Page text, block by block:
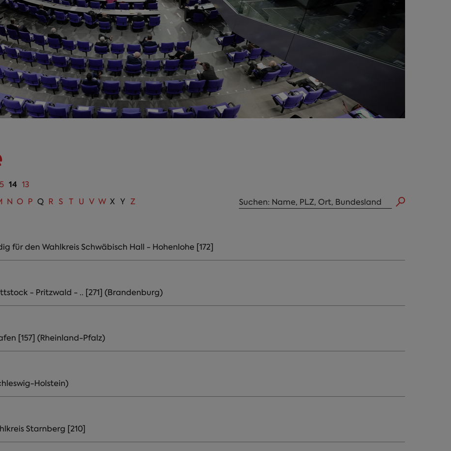
Abgeordneten Suche
14 13
N O P Q R S T U V W X Y Z
für den Wahlkreis Schwäbisch Hall - Hohenlohe [172]
- Pritzwald - .. [271] (Brandenburg)
[157] (Rheinland-Pfalz)
Holstein)
Starnberg [210]